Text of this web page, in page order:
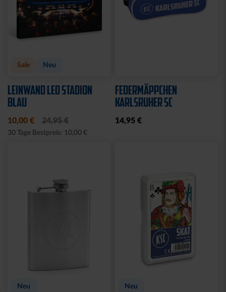
Sale Neu
LEINWAND LED STADION
BLAU
10,00 € 24,95 €
30 Tage Bestpreis: 10,00 €
FEDERMÄPPCHEN
KARLSRUHER SC
14,95 €